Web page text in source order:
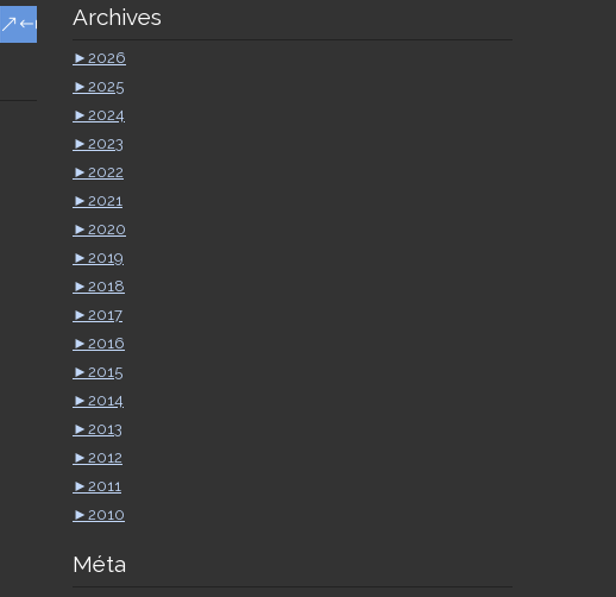
Archives
► 2026
► 2025
► 2024
► 2023
► 2022
► 2021
► 2020
► 2019
► 2018
► 2017
► 2016
► 2015
► 2014
► 2013
► 2012
► 2011
► 2010
Méta